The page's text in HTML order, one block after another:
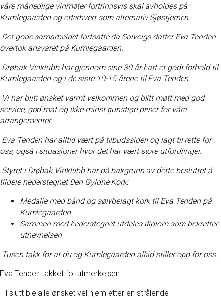
våre månedlige vinmøter fortrinnsvis skal avholdes på
Kumlegaarden og etterhvert som alternativ Sjøstjernen.
Det gode samarbeidet fortsatte da Solveigs datter Eva Tenden
overtok ansvaret på Kumlegaarden.
Drøbak Vinklubb har gjennom sine 30 år hatt et godt forhold til
Kumlegaarden og i de siste 10-15 årene til Eva Tenden.
Vi har blitt ønsket varmt velkommen og blitt møtt med god
service, god mat og ikke minst gunstige priser for våre
arrangementer.
Eva Tenden har alltid vært på tilbudssiden og lagt til rette for
oss; også i situasjoner hvor det har vært store utfordringer.
Styret i Drøbak Vinklubb har på bakgrunn av dette besluttet å
tildele hederstegnet Den Gyldne Kork:
Medalje med bånd og sølvbelagt kork til Eva Tenden på
Kumlegaarden
Sammen med hederstegnet utdeles diplom som bekrefter
utnevnelsen
Tusen takk for at du og Kumlegaarden alltid stiller opp for oss.
Eva Tenden takket for utmerkelsen.
Til slutt ble alle ønsket vel hjem etter en strålende